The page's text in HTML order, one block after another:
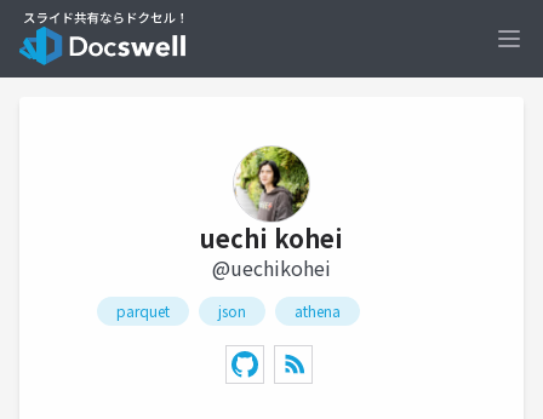
uechi kohei
@uechikohei
parquet json athena